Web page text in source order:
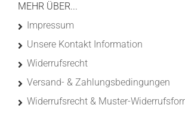
MEHR ÜBER...
Impressum
Unsere Kontakt Information
Widerrufsrecht
Versand- & Zahlungsbedingungen
Widerrufsrecht & Muster-